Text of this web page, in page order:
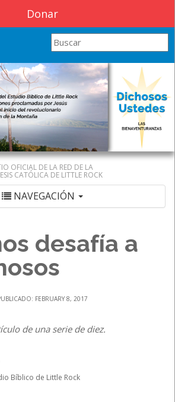
Donar
Search this site
OFICIAL DE LA RED DE LA
CATÓLICA DE LITTLE ROCK
NAVEGACIÓN
desafía a
FEBRUARY 8, 2017
de una serie de diez.
Bíblico de Little Rock